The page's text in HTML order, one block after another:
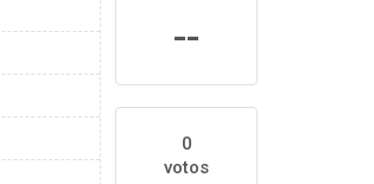
--
0
votos